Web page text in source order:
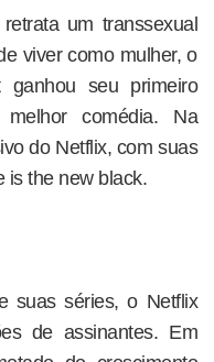
um transsexual
viver como mulher, o
seu primeiro
comédia. Na
do Netflix, com suas
is the new black.
suas séries, o Netflix
de assinantes. Em